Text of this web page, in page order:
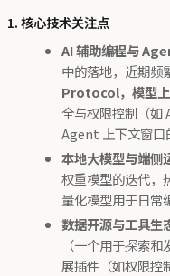
1. 核心技术关注点
AI 辅助编程与
中的落地，近期频
Protocol，模型上
全与权限控制（
Agent 上下文窗口
本地大模型与端侧
权重模型的迭代，
量化模型用于日常
数据开源与工具生
（一个用于探索
展插件（如权限控